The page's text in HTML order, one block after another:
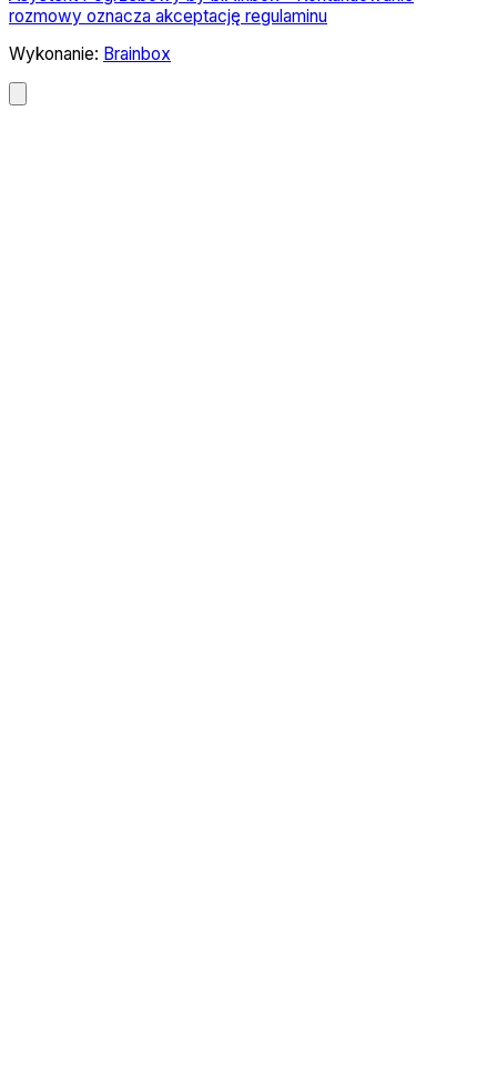
rozmowy oznacza akceptację regulaminu
Wykonanie: Brainbox